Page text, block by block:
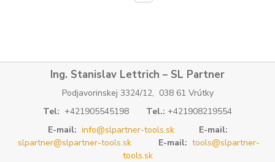
Ing. Stanislav Lettrich – SL Partner
Podjavorinskej 3324/12, 038 61 Vrútky
Tel: +421905545198 Tel.: +421908219554
E-mail: info@slpartner-tools.sk
E-mail:
slpartner@slpartner-tools.sk
E-mail: tools@slpartner-
tools.sk